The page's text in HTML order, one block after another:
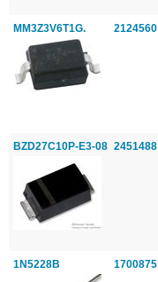
MM3Z3V6T1G. 2124560
BZD27C10P-E3-08 2451488
1N5228B 1700875